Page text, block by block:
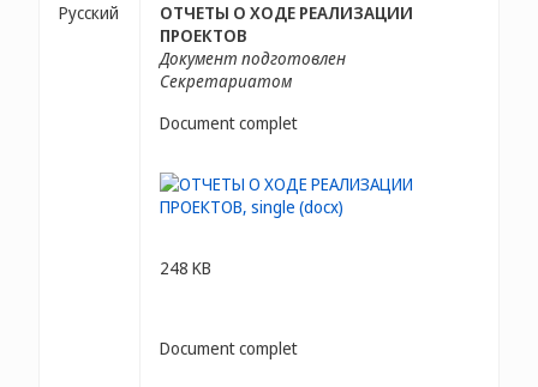
Русский
ОТЧЕТЫ О ХОДЕ РЕАЛИЗАЦИИ
ПРОЕКТОВ
Документ подготовлен
Секретариатом
Document complet
248 KB
Document complet